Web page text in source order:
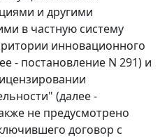
и другими
в частную систему
инновационного
- постановление N 291) и
(далее -
не предусмотрено
договор с